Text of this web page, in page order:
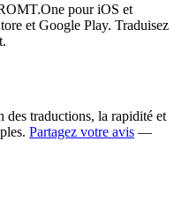
pour iOS et
et Google Play. Traduisez
des traductions, la rapidité et
Partagez votre avis —